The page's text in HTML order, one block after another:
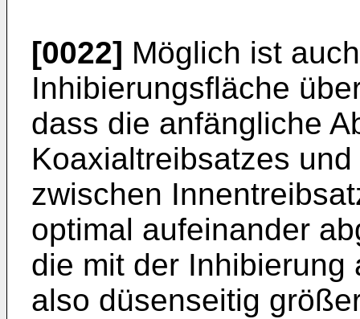
[0022] Möglich ist
Inhibierungsfläche
dass die anfängliche
Koaxialtreibsatzes
zwischen
optimal aufeinander
die mit der
also düsenseitig